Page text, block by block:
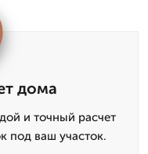
дома
и точный расчет
под ваш участок.